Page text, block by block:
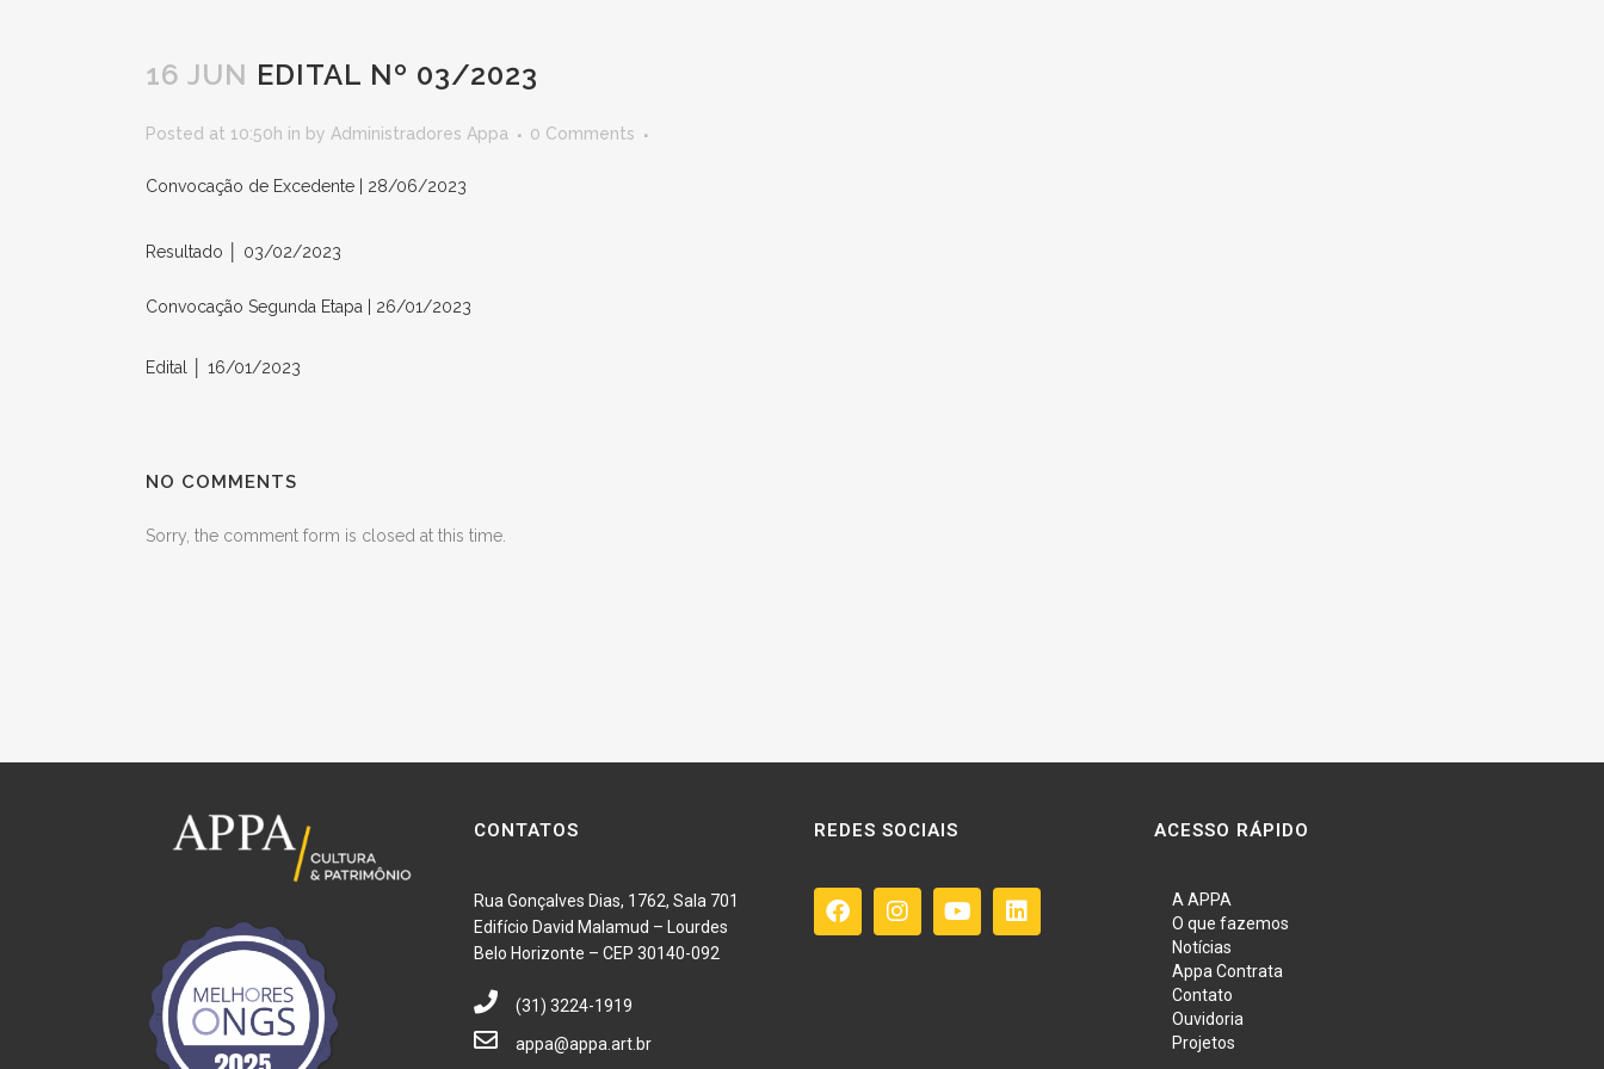
16 JUN EDITAL Nº 03/2023
Posted at 10:50h in by Administradores Appa 0 Comments
Convocação de Excedente | 28/06/2023
Resultado │ 03/02/2023
Convocação Segunda Etapa | 26/01/2023
Edital │ 16/01/2023
NO COMMENTS
Sorry, the comment form is closed at this time.
CONTATOS
Rua Gonçalves Dias, 1762, Sala 701
Edifício David Malamud – Lourdes
Belo Horizonte – CEP 30140-092
(31) 3224-1919
appa@appa.art.br
REDES SOCIAIS ACESSO RÁPIDO
A APPA
O que fazemos
Notícias
Appa Contrata
Contato
Ouvidoria
Projetos